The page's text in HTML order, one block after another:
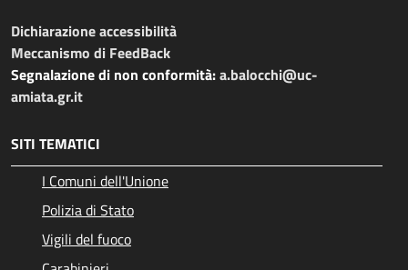
Dichiarazione accessibilità
Meccanismo di FeedBack
Segnalazione di non conformità:a.balocchi@uc-
amiata.gr.it
SITI TEMATICI
I Comuni dell'Unione
Polizia di Stato
Vigili del fuoco